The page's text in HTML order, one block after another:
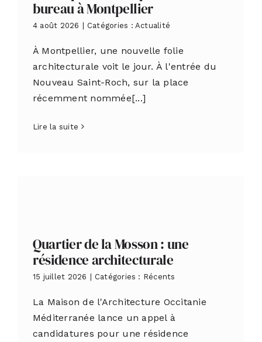
bureau à Montpellier
4 août 2026 | Catégories : Actualité
À Montpellier, une nouvelle folie
architecturale voit le jour. À l'entrée du
Nouveau Saint-Roch, sur la place
récemment nommée[...]
Lire la suite
Quartier de la Mosson : une
résidence architecturale
15 juillet 2026 Catégories : Récents
La Maison de l'Architecture Occitanie
Méditerranée lance un appel à
candidatures pour une résidence